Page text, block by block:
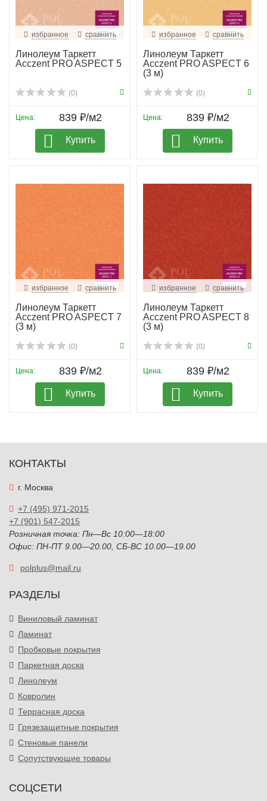
избранное сравнить
Линолеум Таркетт
Acczent PRO ASPECT 5
(0)
Цена: 839 ₽/м2
Купить
избранное сравнить
Линолеум Таркетт
Acczent PRO ASPECT 6
(3 м)
(0)
Цена: 839 ₽/м2
Купить
избранное сравнить
Линолеум Таркетт
Acczent PRO ASPECT 7
(3 м)
(0)
Цена: 839 ₽/м2
Купить
избранное сравнить
Линолеум Таркетт
Acczent PRO ASPECT 8
(3 м)
(0)
Цена: 839 ₽/м2
Купить
КОНТАКТЫ
г. Москва
+7 (495) 971-2015
+7 (901) 547-2015
Розничная точка: Пн—Вс 10:00—18:00
Офис: ПН-ПТ 9.00—20.00, СБ-ВС 10.00—19.00
polplus@mail.ru
РАЗДЕЛЫ
Виниловый ламинат
Ламинат
Пробковые покрытия
Паркетная доска
Линолеум
Ковролин
Террасная доска
Грязезащитные покрытия
Стеновые панели
Сопутствующие товары
СОЦСЕТИ